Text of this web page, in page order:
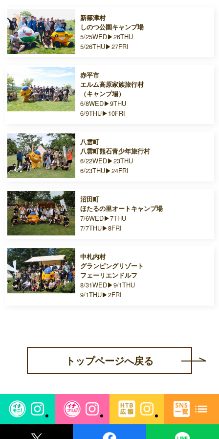
新篠津村
しのつ公園キャンプ場
5/25WED▶26THU
5/26THU▶27FRI
赤平市
エルム高原家族旅行村
（キャンプ場）
6/8WED▶9THU
6/9THU▶10FRI
八雲町
八雲町熊石青少年旅行村
6/22WED▶23THU
6/23THU▶24FRI
沼田町
ほたるの里オートキャンプ場
7/6WED▶7THU
7/7THU▶8FRI
中札内村
グランピングリゾート
フェーリエンドルフ
8/31WED▶9/1THU
9/1THU▶2FRI
トップページへ戻る